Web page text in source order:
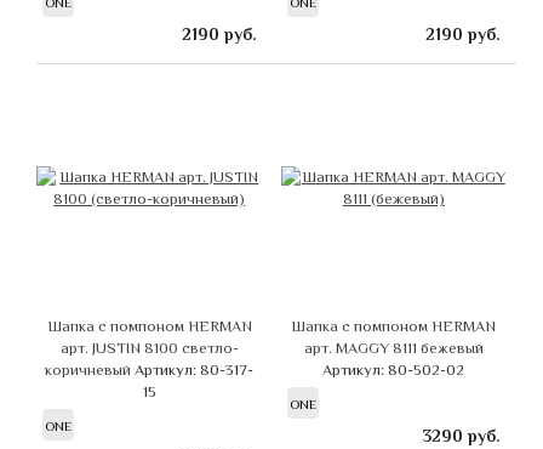
2190 руб. 2190 руб.
Шапка с помпоном HERMAN
арт. JUSTIN 8100 светло-
коричневыйАртикул: 80-317-
15
ONE
Шапка с помпоном HERMAN
арт. MAGGY 8111 бежевый
Артикул: 80-502-02
ONE
3290 руб.